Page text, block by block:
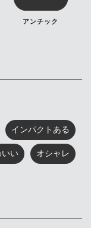
アンチック
インパクトある
いい オシャレ